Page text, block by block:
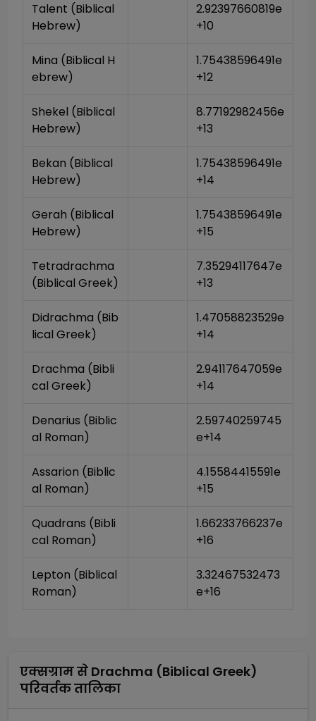
Talent (Biblical
Hebrew)
2.92397660819e
+10
Mina (Biblical H
ebrew)
1.75438596491e
+12
Shekel (Biblical
Hebrew)
8.77192982456e
+13
Bekan (Biblical
Hebrew)
1.75438596491e
+14
Gerah (Biblical
Hebrew)
1.75438596491e
+15
Tetradrachma
(Biblical Greek)
7.35294117647e
+13
Didrachma (Bib
lical Greek)
1.47058823529e
+14
Drachma (Bibli
cal Greek)
2.94117647059e
+14
Denarius (Biblic
al Roman)
2.59740259745
e+14
Assarion (Biblic
al Roman)
4.15584415591e
+15
Quadrans (Bibli
cal Roman)
1.66233766237e
+16
Lepton (Biblical
Roman)
3.32467532473
e+16
एक्सग्रामसे Drachma (Biblical Greek)
परिवर्तक तालिका